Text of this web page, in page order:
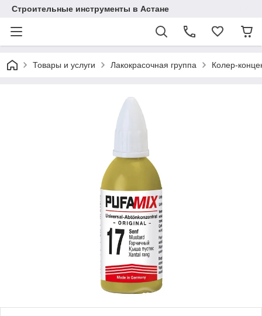
Строительные инструменты в Астане
Товары и услуги Лакокрасочная группа Колер-